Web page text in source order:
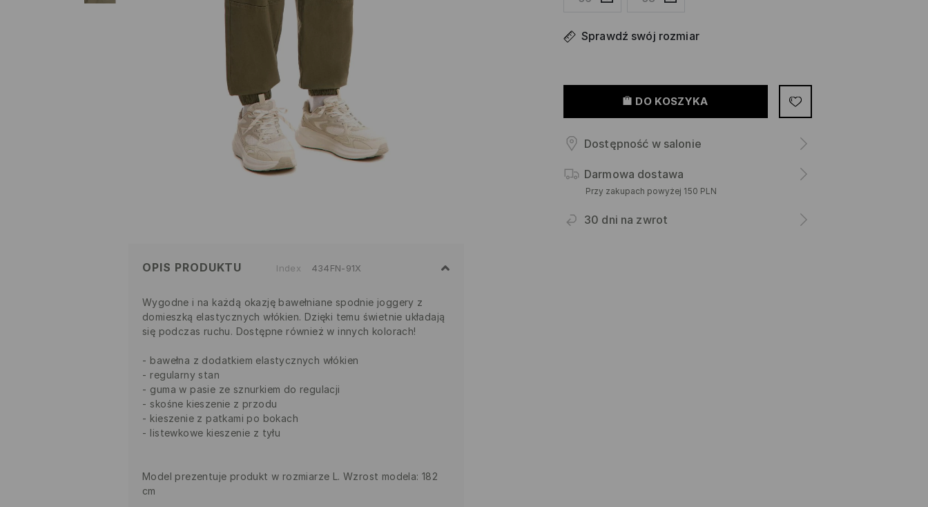
Sprawdź swój rozmiar
DO KOSZYKA
Dostępność w salonie
Darmowa dostawa
Przy zakupach powyżej 150 PLN
30 dni na zwrot
OPIS PRODUKTU Index 434FN-91X
Wygodne i na każdą okazję bawełniane spodnie joggery z
domieszką elastycznych włókien. Dzięki temu świetnie układają
się podczas ruchu. Dostępne również w innych kolorach!
bawełna z dodatkiem elastycznych włókien
regularny stan
guma w pasie ze sznurkiem do regulacji
skośne kieszenie z przodu
kieszenie z patkami po bokach
listewkowe kieszenie z tyłu
Model prezentuje produkt w rozmiarze L. Wzrost modela: 182
cm